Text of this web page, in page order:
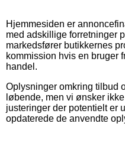
Hjemmesiden er
med adskillige forretninger
markedsfører butikkernes
kommission hvis en bruger
handel.
Oplysninger omkring tilbud
løbende, men vi ønsker
justeringer der potentielt er
opdaterede de anvendte